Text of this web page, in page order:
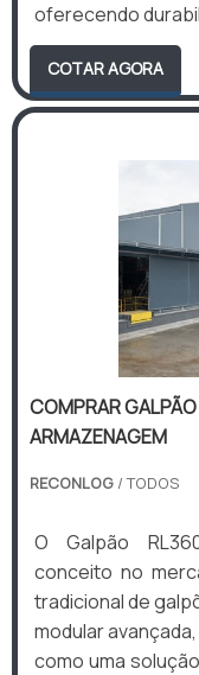
oferecendo
COTAR AGORA
COMPRAR
ARMAZENAGEM
RECONLOG / TODOS
O Galpão
conceito no
tradicional de
modular
como uma